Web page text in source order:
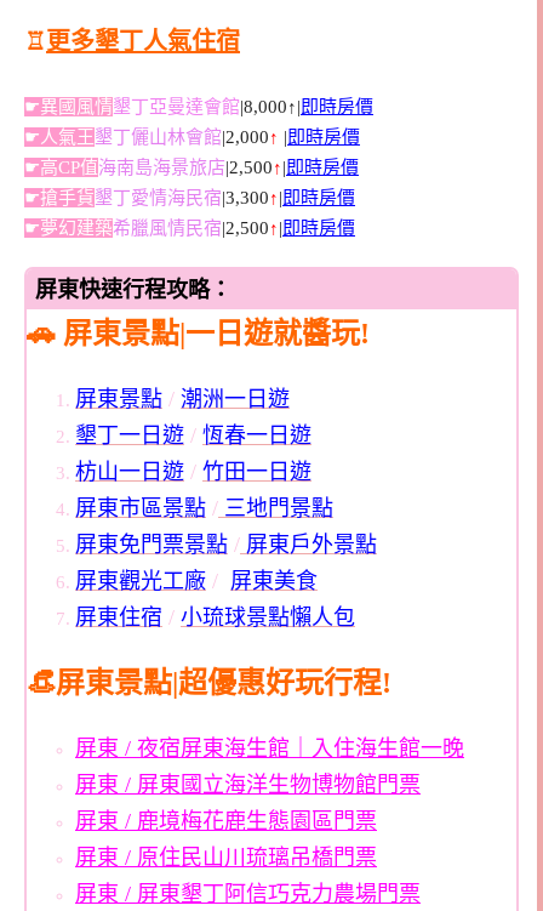
♖ 更多墾丁人氣住宿
☛異國風情墾丁亞曼達會館|8,000↑|即時房價
☛人氣王墾丁儷山林會館|2,000↑ |即時房價
☛高CP值海南島海景旅店|2,500↑|即時房價
☛搶手貨墾丁愛情海民宿|3,300↑|即時房價
☛夢幻建築希臘風情民宿|2,500↑|即時房價
屏東快速行程攻略：
🚗 屏東景點|一日遊就醬玩!
屏東景點 / 潮洲一日遊
墾丁一日遊 / 恆春一日遊
枋山一日遊 / 竹田一日遊
屏東市區景點 / 三地門景點
屏東免門票景點 / 屏東戶外景點
屏東觀光工廠 / 屏東美食
屏東住宿 / 小琉球景點懶人包
👒屏東景點|超優惠好玩行程!
屏東 / 夜宿屏東海生館｜入住海生館一晚
屏東 / 屏東國立海洋生物博物館門票
屏東 / 鹿境梅花鹿生態園區門票
屏東 / 原住民山川琉璃吊橋門票
屏東 / 屏東墾丁阿信巧克力農場門票